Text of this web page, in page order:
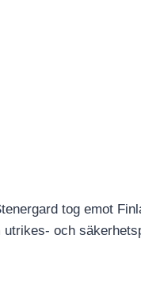
tog emot
utrikes- och